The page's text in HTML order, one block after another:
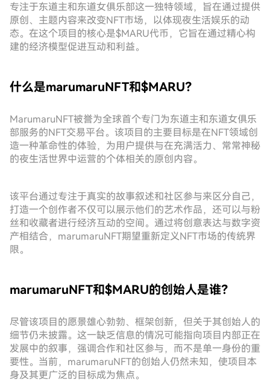
专注于东道主和东道女俱乐部这一独特领域，旨在通过提供
原创、主题内容来改变NFT市场，以体现夜生活娱乐的动
态。在这个项目的核心是$MARU代币，它旨在通过精心构
建的经济模型促进互动和利益。
什么是marumaruNFT和$MARU？
MarumaruNFT被誉为全球首个专门为东道主和东道女俱乐
部服务的NFT交易平台。该项目的主要目标是在NFT领域创
造一种革命性的体验，为用户提供与在充满活力、常常神秘
的夜生活世界中运营的个体相关的原创内容。
该平台通过专注于真实的故事叙述和社区参与来区分自己，
打造一个创作者不仅可以展示他们的艺术作品，还可以与粉
丝和收藏者进行经济互动的空间。通过将创意表达与数字资
产相结合，marumaruNFT期望重新定义NFT市场的传统界
限。
marumaruNFT和$MARU的创始人是谁？
尽管该项目的愿景雄心勃勃、框架创新，但关于其创始人的
细节仍未披露。这一缺乏信息的情况可能指向项目内部正在
发展中的叙事，强调合作和社区参与，而不是单一身份的重
要性。当前，marumaruNFT的创始人仍然未知，使项目本
身及其更广泛的目标成为焦点。